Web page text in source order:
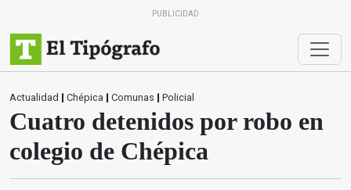
PUBLICIDAD
Actualidad | Chépica | Comunas | Policial
Cuatro detenidos por robo en
colegio de Chépica